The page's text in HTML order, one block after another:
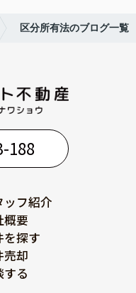
区分所有法のブログ一覧
188
ッフ紹介
概要
を探す
売却
する